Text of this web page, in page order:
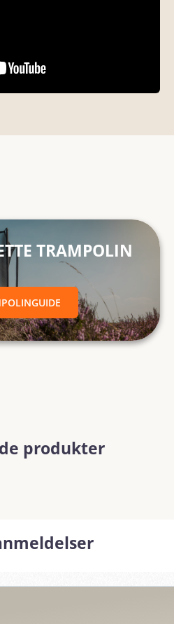
TRAMPOLIN
produkter